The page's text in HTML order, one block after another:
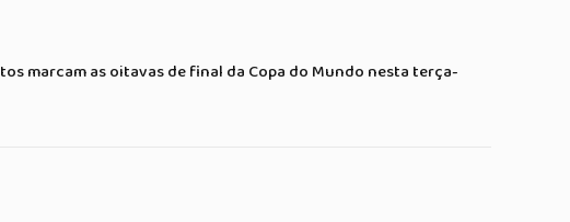
marcam as oitavas de final da Copa do Mundo nesta terça-